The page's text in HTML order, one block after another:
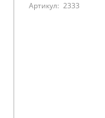
Артикул: 2333